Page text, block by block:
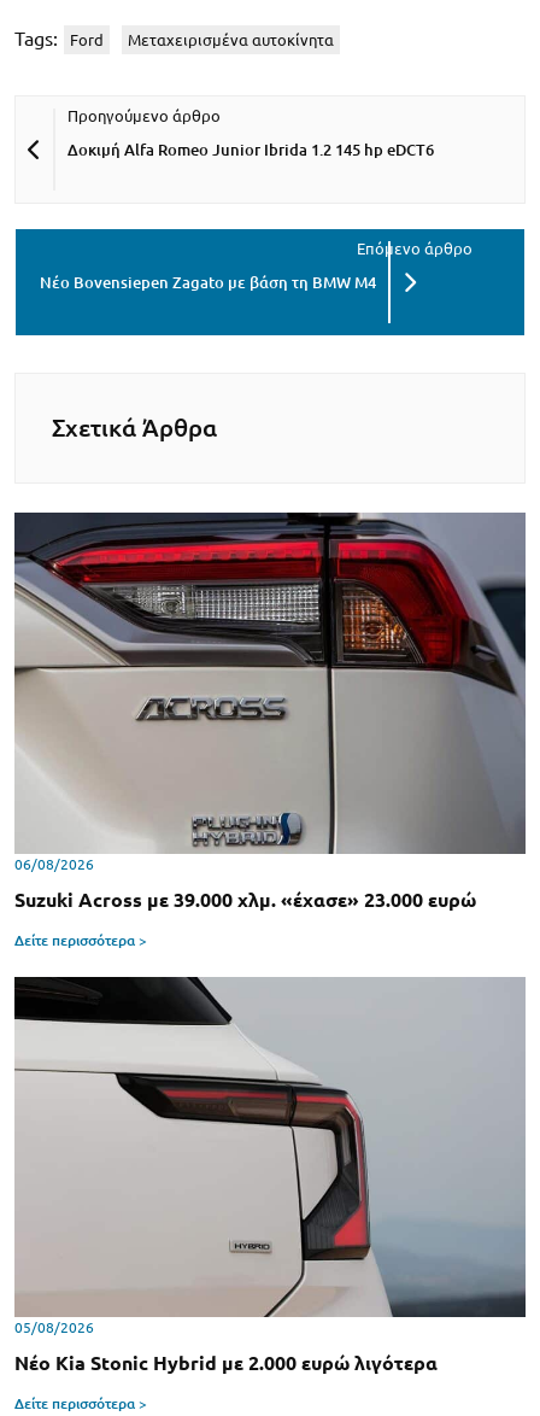
Tags: Ford Μεταχειρισμένα αυτοκίνητα
Δοκιμή Alfa Romeo Junior Ibrida 1.2 145 hp eDCT6
Νέο Bovensiepen Zagato με βάση τη BMW M4
Σχετικά Άρθρα
06/08/2026
Suzuki Across με 39.000 χλμ. «έχασε» 23.000 ευρώ
Δείτε περισσότερα >
05/08/2026
Νέο Kia Stonic Hybrid με 2.000 ευρώ λιγότερα
Δείτε περισσότερα >